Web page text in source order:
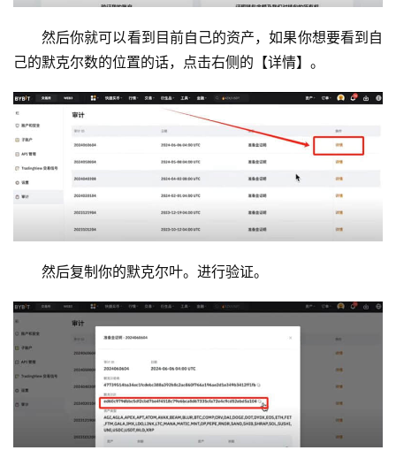
然后你就可以看到目前自己的资产，如果你想要看到自
己的默克尔数的位置的话，点击右侧的【详情】。
然后复制你的默克尔叶。进行验证。